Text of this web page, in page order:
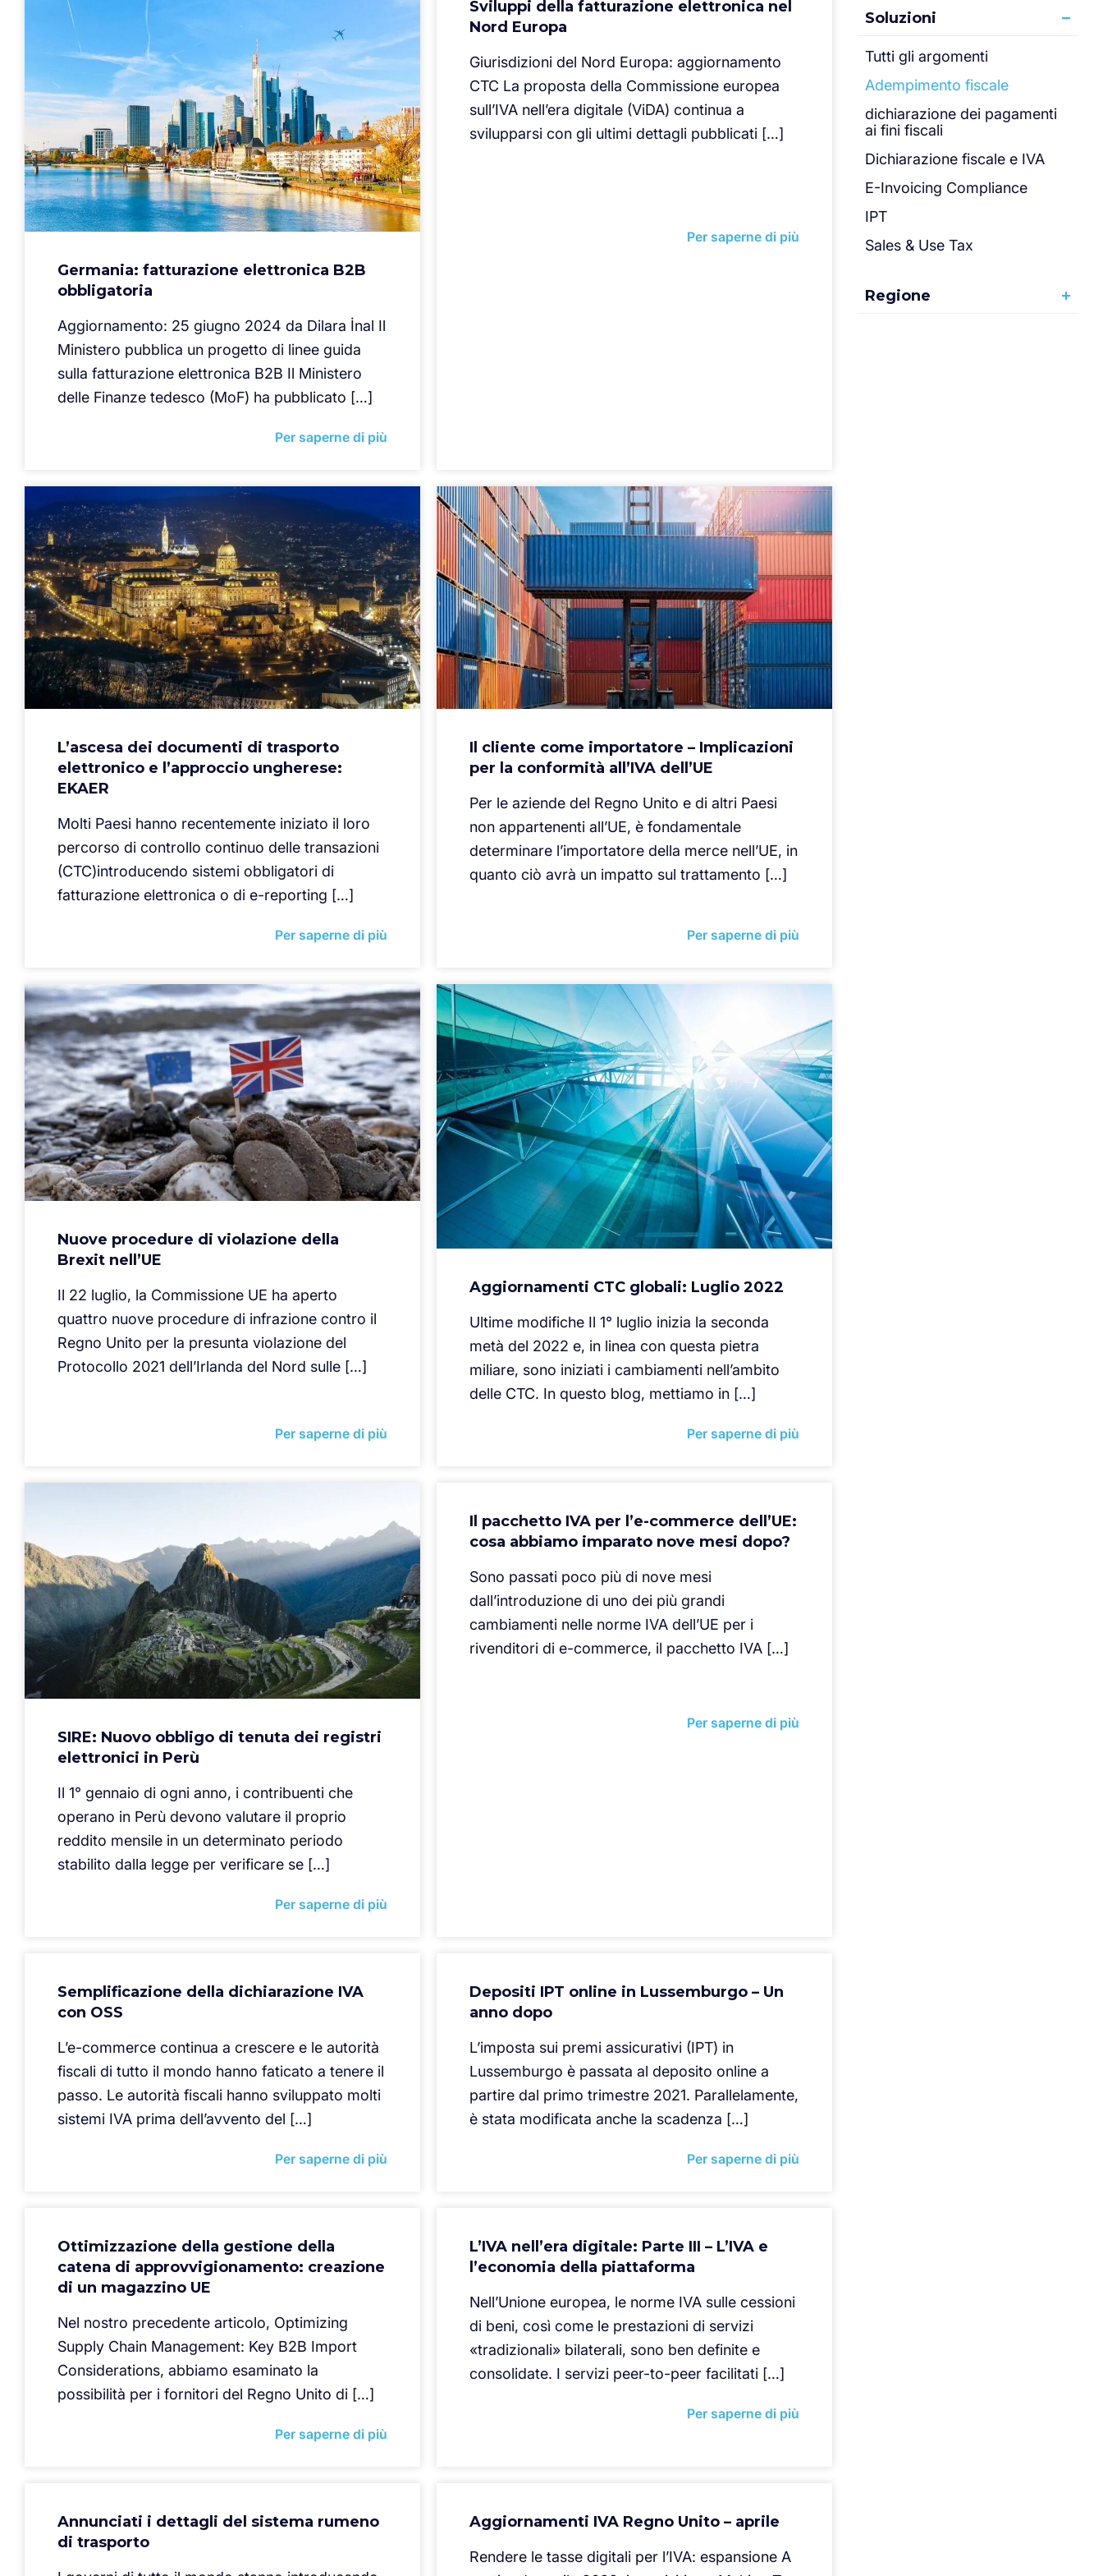
Soluzioni
Tutti gli argomenti
Adempimento fiscale
dichiarazione dei pagamenti
ai fini fiscali
Dichiarazione fiscale e IVA
E-Invoicing Compliance
IPT
Sales & Use Tax
Regione
Germania: fatturazione elettronica B2B
obbligatoria
Aggiornamento: 25 giugno 2024 da Dilara İnal Il
Ministero pubblica un progetto di linee guida
sulla fatturazione elettronica B2B Il Ministero
delle Finanze tedesco (MoF) ha pubblicato […]
Per saperne di più
Sviluppi della fatturazione elettronica nel
Nord Europa
Giurisdizioni del Nord Europa: aggiornamento
CTC La proposta della Commissione europea
sull’IVA nell’era digitale (ViDA) continua a
svilupparsi con gli ultimi dettagli pubblicati […]
Per saperne di più
L’ascesa dei documenti di trasporto
elettronico e l’approccio ungherese:
EKAER
Molti Paesi hanno recentemente iniziato il loro
percorso di controllo continuo delle transazioni
(CTC)introducendo sistemi obbligatori di
fatturazione elettronica o di e-reporting […]
Per saperne di più
Il cliente come importatore – Implicazioni
per la conformità all’IVA dell’UE
Per le aziende del Regno Unito e di altri Paesi
non appartenenti all’UE, è fondamentale
determinare l’importatore della merce nell’UE, in
quanto ciò avrà un impatto sul trattamento […]
Per saperne di più
Nuove procedure di violazione della
Brexit nell’UE
Il 22 luglio, la Commissione UE ha aperto
quattro nuove procedure di infrazione contro il
Regno Unito per la presunta violazione del
Protocollo 2021 dell’Irlanda del Nord sulle […]
Per saperne di più
Aggiornamenti CTC globali: Luglio 2022
Ultime modifiche Il 1° luglio inizia la seconda
metà del 2022 e, in linea con questa pietra
miliare, sono iniziati i cambiamenti nell’ambito
delle CTC. In questo blog, mettiamo in […]
Per saperne di più
SIRE: Nuovo obbligo di tenuta dei registri
elettronici in Perù
Il 1° gennaio di ogni anno, i contribuenti che
operano in Perù devono valutare il proprio
reddito mensile in un determinato periodo
stabilito dalla legge per verificare se […]
Per saperne di più
Il pacchetto IVA per l’e-commerce dell’UE:
cosa abbiamo imparato nove mesi dopo?
Sono passati poco più di nove mesi
dall’introduzione di uno dei più grandi
cambiamenti nelle norme IVA dell’UE per i
rivenditori di e-commerce, il pacchetto IVA […]
Per saperne di più
Semplificazione della dichiarazione IVA
con OSS
L’e-commerce continua a crescere e le autorità
fiscali di tutto il mondo hanno faticato a tenere il
passo. Le autorità fiscali hanno sviluppato molti
sistemi IVA prima dell’avvento del […]
Per saperne di più
Depositi IPT online in Lussemburgo – Un
anno dopo
L’imposta sui premi assicurativi (IPT) in
Lussemburgo è passata al deposito online a
partire dal primo trimestre 2021. Parallelamente,
è stata modificata anche la scadenza […]
Per saperne di più
Ottimizzazione della gestione della
catena di approvvigionamento: creazione
di un magazzino UE
Nel nostro precedente articolo, Optimizing
Supply Chain Management: Key B2B Import
Considerations, abbiamo esaminato la
possibilità per i fornitori del Regno Unito di […]
Per saperne di più
L’IVA nell’era digitale: Parte III – L’IVA e
l’economia della piattaforma
Nell’Unione europea, le norme IVA sulle cessioni
di beni, così come le prestazioni di servizi
«tradizionali» bilaterali, sono ben definite e
consolidate. I servizi peer-to-peer facilitati […]
Per saperne di più
Annunciati i dettagli del sistema rumeno
di trasporto
Aggiornamenti IVA Regno Unito – aprile
Rendere le tasse digitali per l’IVA: espansione A